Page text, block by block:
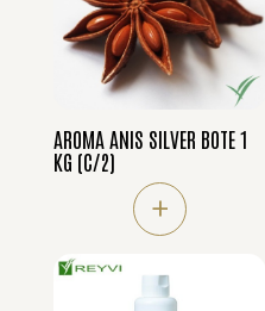
AROMA ANIS SILVER BOTE 1
KG (C/2)
+